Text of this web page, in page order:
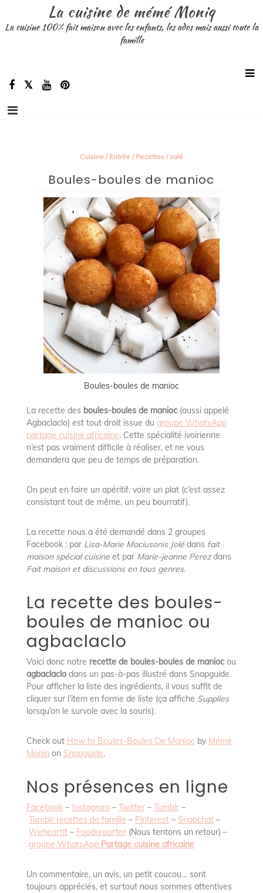
contenu
La cuisine de mémé Moniq
La cuisine 100% fait maison avec les enfants, les ados mais aussi toute la
famille
Cuisine/ Entrée/ Recettes/ salé
Boules-boules de manioc
Boules-boules de manioc
La recette des boules-boules de manioc(aussi appelé
Agbaclaclo) est tout droit issue du groupe WhatsApp
partage cuisine africaine. Cette spécialité ivoirienne
n’est pas vraiment difficile à réaliser, et ne vous
demandera que peu de temps de préparation.
On peut en faire un apéritif, voire un plat (c’est assez
consistant tout de même, un peu bourratif).
La recette nous a été demandé dans 2 groupes
Facebook : parLisa-Marie Maciusonis Jolédans fait
maison spécial cuisineet par Marie-jeanne Perezdans
Fait maison et discussions en tous genres.
La recette des boules-
boules de manioc ou
agbaclaclo
Voici donc notre recette de boules-boules de maniocou
agbaclaclodans un pas-à-pas illustré dans Snapguide.
Pour afficher la liste des ingrédients, il vous suffit de
cliquer sur l’item en forme de liste (ça affiche Supplies
lorsqu’on le survole avec la souris).
Check out How to Boules-Boules De Maniocby Mémé
Moniqon Snapguide.
Nos présences en ligne
Facebook– Instagram – Twitter– Tumblr–
Tumblr recettes de famille – Pinterest– Snapchat–
Weheartit– Foodreporter(Nous tentons un retour) –
groupe WhatsApp Partage cuisine africaine
Un commentaire, un avis, un petit coucou… sont
toujours appréciés, et surtout nous sommes attentives